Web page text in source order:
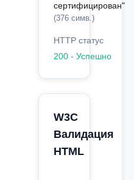
сертифицирован"
(376 симв.)
HTTP статус
200 - Успешно
W3C
Валидация
HTML